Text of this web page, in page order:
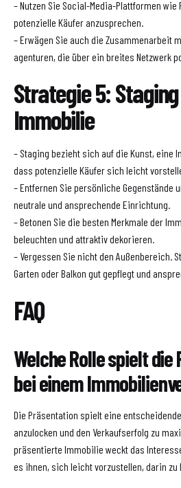
– Nutzen Sie Social-Media-Plattformen
potenzielle Käufer anzusprechen.
– Erwägen Sie auch die Zusammenarbeit
agenturen, die über ein breites Netzwerk
Strategie 5:
Immobilie
– Staging bezieht sich auf die Kunst, eine
dass potenzielle Käufer sich leicht
– Entfernen Sie persönliche Gegenstände
neutrale und ansprechende Einrichtung.
– Betonen Sie die besten Merkmale der
beleuchten und attraktiv dekorieren.
– Vergessen Sie nicht den Außenbereich.
Garten oder Balkon gut gepflegt und
FAQ
Welche Rolle spielt
bei einem
Die Präsentation spielt eine
anzulocken und den Verkaufserfolg zu
präsentierte Immobilie weckt das
es ihnen, sich leicht vorzustellen, darin zu